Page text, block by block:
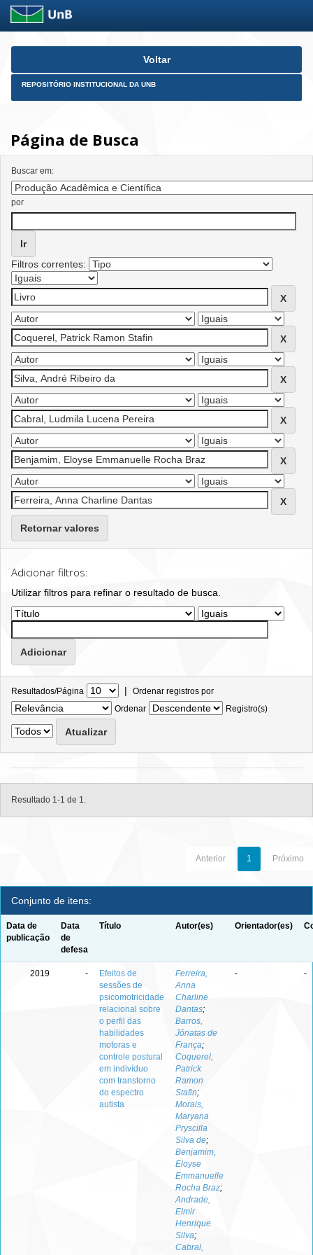
Skip
Voltar
REPOSITÓRIO INSTITUCIONAL DA UNB
Página de Busca
Buscar em:
por
Filtros correntes:
Retornar valores
Adicionar filtros:
Utilizar filtros para refinar o resultado de busca.
Resultados/Página | Ordenar registros por
Ordenar
Registro(s)
Resultado 1-1 de 1.
Anterior 1 Próximo
Conjunto de itens:
Data de
publicação
Data
de
defesa
Título Autor(es) Orientador(es)
2019 -
Efeitos de
sessões de
psicomotricidade
relacional sobre
o perfil das
habilidades
motoras e
controle postural
em indivíduo
com transtorno
do espectro
autista
Ferreira,
Anna
Charline
Dantas;
Barros,
Jônatas de
França;
Coquerel,
Patrick
Ramon
Stafin;
Morais,
Maryana
Pryscilla
Silva de;
Benjamim,
Eloyse
Emmanuelle
Rocha Braz;
Andrade,
Elmir
Henrique
Silva;
Cabral,
- -